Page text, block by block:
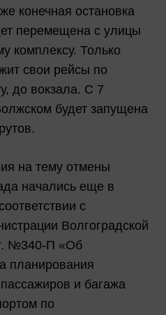
конечная остановка
перемещена с улицы
комплексу. Только
свои рейсы по
до вокзала. С 7
будет запущена
на тему отмены
начались еще в
с
Волгоградской
№340-П «Об
планирования
и багажа
по